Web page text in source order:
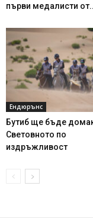
първи медалисти
Ендюрънс
Бутиб ще бъде
Световното по
издръжливост